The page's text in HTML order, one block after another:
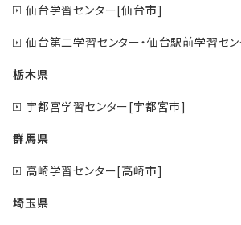
仙台学習センター[仙台市]
仙台第二学習センター・仙台駅前学習セ
栃木県
宇都宮学習センター[宇都宮市]
群馬県
高崎学習センター[高崎市]
埼玉県